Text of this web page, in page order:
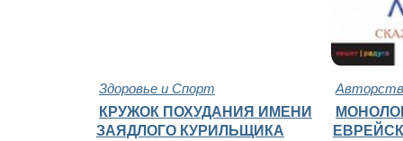
Здоровье и Спорт
КРУЖОК ПОХУДАНИЯ ИМЕНИ
ЗАЯДЛОГО КУРИЛЬЩИКА